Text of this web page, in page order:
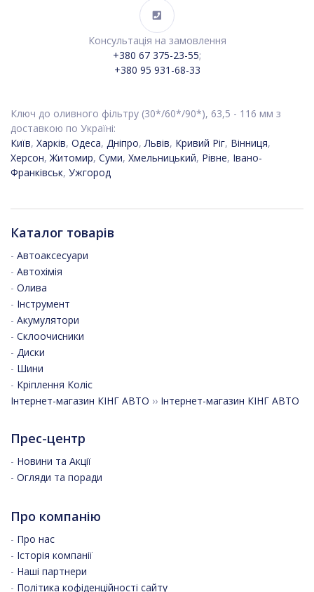
Консультація на замовлення
+380 67 375-23-55;
+380 95 931-68-33
Ключ до оливного фільтру (30*/60*/90*), 63,5 - 116 мм з
доставкою по Україні:
Київ, Харків, Одеса, Дніпро,Львів, Кривий Ріг, Вінниця,
Херсон,Житомир, Суми, Хмельницький, Рівне, Івано-
Франківськ, Ужгород
Каталог товарів
- Автоаксесуари
- Автохімія
- Олива
- Інструмент
- Акумулятори
- Склоочисники
- Диски
- Шини
- Кріплення Коліс
Інтернет-магазин КІНГ АВТО ›› Інтернет-магазин КІНГ АВТО
Прес-центр
- Новини та Акції
- Огляди та поради
Про компанію
- Про нас
- Історія компанії
- Наші партнери
- Політика кофіденційності сайту